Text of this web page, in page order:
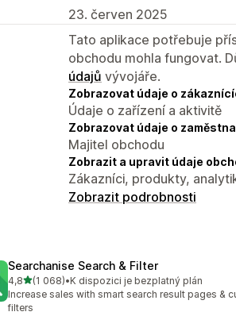
23. červen 2025
Tato aplikace potřebuje
obchodu mohla fungovat.
údajů vývojáře.
Zobrazovat údaje o
Údaje o zařízení a aktivitě
Zobrazovat údaje o
Majitel obchodu
Zobrazit a upravit údaje
Zákazníci, produkty,
Zobrazit podrobnosti
Searchanise Search & Filter
4,8z 5 hvězd
(1 068)
Celkový počet recenzí: 1068
•K dispozici je bezplatný plán
Increase sales with smart search result pages &
filters